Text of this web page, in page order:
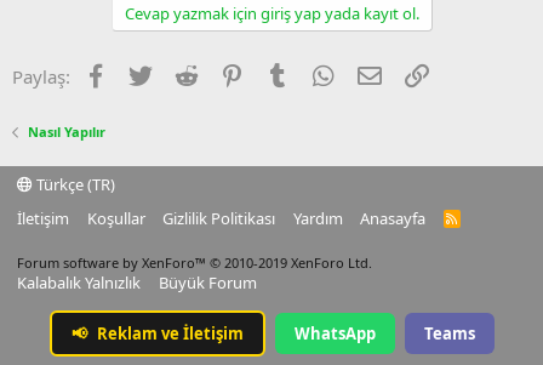
Cevap yazmak için giriş yap yada kayıt ol.
Paylaş: Facebook
TwitterReddit PinterestTumblrWhatsApp
E-postaLink
Nasıl Yapılır
Türkçe (TR)
İletişim
Koşullar Gizlilik Politikası Yardım Anasayfa
R
Forum software by XenForo™ © 2010-2019 XenForo Ltd.
Kalabalık Yalnızlık Büyük Forum
📢 Reklam ve İletişim WhatsApp Teams